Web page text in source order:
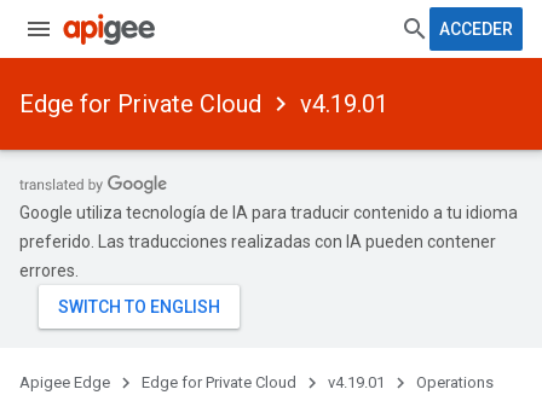
ACCEDER
Edge for Private Cloud v4.19.01
Google utiliza tecnología de IA para traducir contenido a tu idioma
preferido. Las traducciones realizadas con IA pueden contener
errores.
Apigee Edge Edge for Private Cloud v4.19.01 Operations